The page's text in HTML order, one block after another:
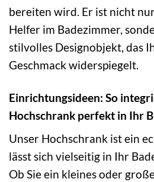
bereiten wird. Er ist nicht
Helfer im Badezimmer,
stilvolles Designobjekt, das
Geschmack widerspiegelt.
Einrichtungsideen: So
Hochschrank perfekt in Ihr
Unser Hochschrank ist ein
lässt sich vielseitig in Ihr
Ob Sie ein kleines oder